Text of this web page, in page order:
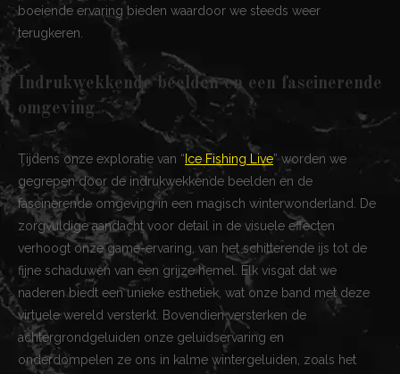
boeiende ervaring bieden waardoor we steeds weer
terugkeren.
Indrukwekkende beelden en een fascinerende
omgeving
Tijdens onze exploratie van “ Ice Fishing Live” worden we
gegrepen door de indrukwekkende beelden en de
fascinerende omgeving in een magisch winterwonderland. De
zorgvuldige aandacht voor detail in de visuele effecten
verhoogt onze game-ervaring, van het schitterende ijs tot de
fijne schaduwen van een grijze hemel. Elk visgat dat we
naderen biedt een unieke esthetiek, wat onze band met deze
virtuele wereld versterkt. Bovendien versterken de
achtergrondgeluiden onze geluidservaring en
onderdompelen ze ons in kalme wintergeluiden, zoals het